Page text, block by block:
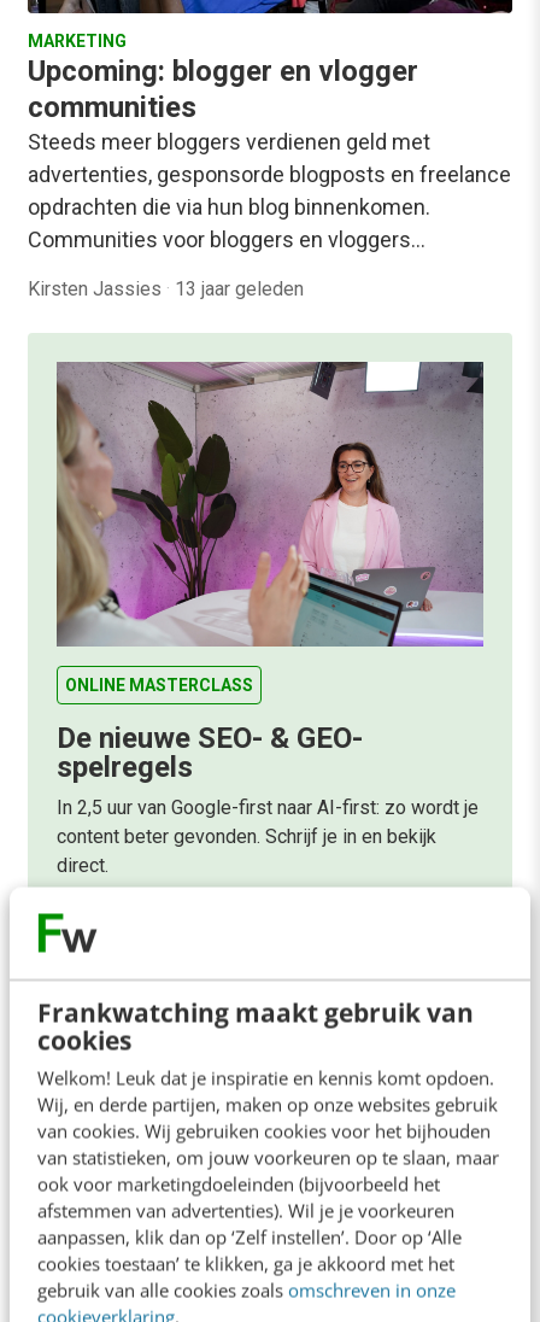
Frankwatching maakt gebruik van
cookies
Welkom! Leuk dat je inspiratie en kennis komt opdoen.
Wij, en derde partijen, maken op onze websites gebruik
van cookies. Wij gebruiken cookies voor het bijhouden
van statistieken, om jouw voorkeuren op te slaan, maar
ook voor marketingdoeleinden (bijvoorbeeld het
afstemmen van advertenties). Wil je je voorkeuren
aanpassen, klik dan op ‘Zelf instellen’. Door op ‘Alle
cookies toestaan’ te klikken, ga je akkoord met het
gebruik van alle cookies zoals omschreven in onze
cookieverklaring.
MARKETING
Upcoming: blogger en vlogger
communities
Steeds meer bloggers verdienen geld met
advertenties, gesponsorde blogposts en freelance
opdrachten die via hun blog binnenkomen.
Communities voor bloggers en vloggers…
Kirsten Jassies · 13 jaar geleden
ONLINE MASTERCLASS
De nieuwe SEO- & GEO-
spelregels
In 2,5 uur van Google-first naar AI-first: zo wordt je
content beter gevonden. Schrijf je in en bekijk
direct.
Meer weten
Contact Redactie
redactie@frankwatching.com
+31 30 200 1045
Tarieven
Meer contactopties